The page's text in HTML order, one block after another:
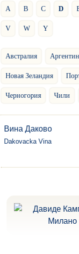
A B C D
V W Y
Австралия
Новая Зеландия
Черногория Чили
Вина Даково
Dakovacka Vina